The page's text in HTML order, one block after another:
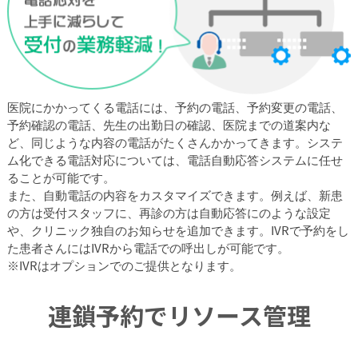
医院にかかってくる電話には、予約の電話、予約変更の電話、
予約確認の電話、先生の出勤日の確認、医院までの道案内な
ど、同じような内容の電話がたくさんかかってきます。システ
ム化できる電話対応については、電話自動応答システムに任せ
ることが可能です。
また、自動電話の内容をカスタマイズできます。例えば、新患
の方は受付スタッフに、再診の方は自動応答にのような設定
や、クリニック独自のお知らせを追加できます。IVRで予約をし
た患者さんにはIVRから電話での呼出しが可能です。
※IVRはオプションでのご提供となります。
連鎖予約でリソース管理